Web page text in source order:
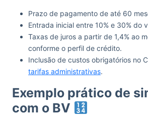
Prazo de pagamento de até 60
Entrada inicial entre 10% e 30% do
Taxas de juros a partir de 1,4% ao
conforme o perfil de crédito.
Inclusão de custos obrigatórios no
tarifas administrativas.
Exemplo prático de
com o BV